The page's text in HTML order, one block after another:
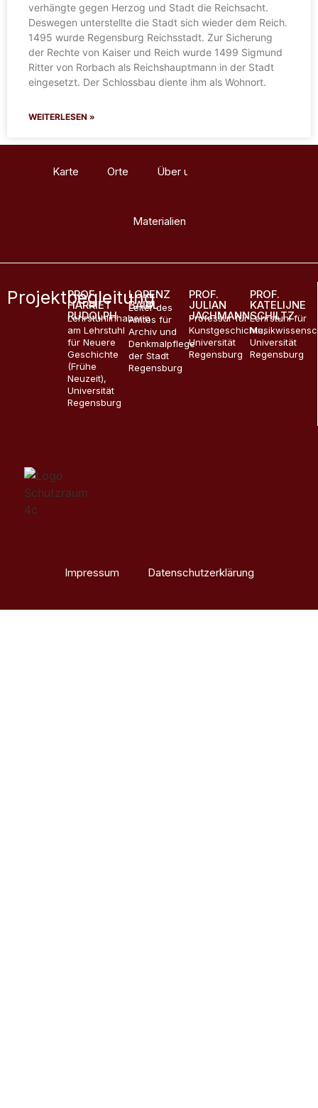
verhängte gegen Herzog und Stadt die Reichsacht.
Deswegen unterstellte die Stadt sich wieder dem Reich.
1495 wurde Regensburg Reichsstadt. Zur Sicherung
der Rechte von Kaiser und Reich wurde 1499 Sigmund
Ritter von Rorbach als Reichshauptmann in der Stadt
eingesetzt. Der Schlossbau diente ihm als Wohnort.
WEITERLESEN »
Karte Orte Über uns
Materialien
Projektbegleitung
PROF.
HARRIET
RUDOLPH
Lehrstuhlinhaberin
am Lehrstuhl
für Neuere
Geschichte
(Frühe
Neuzeit),
Universität
Regensburg
LORENZ
BAIBL
Leiter des
Amtes für
Archiv und
Denkmalpflege
der Stadt
Regensburg
PROF.
JULIAN
JACHMANN
Professur für
Kunstgeschichte,
Universität
Regensburg
PROF.
KATELIJNE
SCHILTZ
Lehrstuhl für
Universität
Regensburg
Impressum Datenschutzerklärung